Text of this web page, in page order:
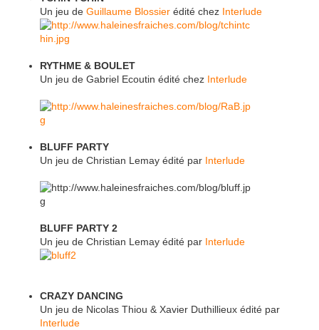
Un jeu de Guillaume Blossier édité chez Interlude
RYTHME & BOULET
Un jeu de Gabriel Ecoutin édité chez Interlude
BLUFF PARTY
Un jeu de Christian Lemay édité par Interlude
BLUFF PARTY 2
Un jeu de Christian Lemay édité par Interlude
CRAZY DANCING
Un jeu de Nicolas Thiou & Xavier Duthillieux édité par
Interlude